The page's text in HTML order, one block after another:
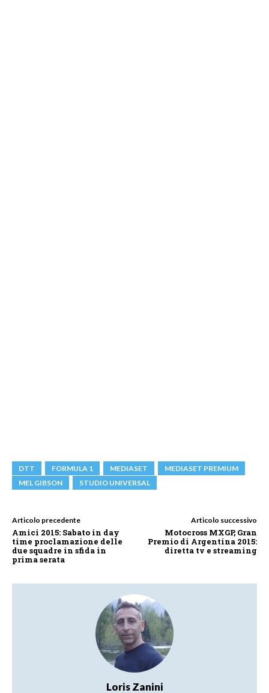
DTT FORMULA 1 MEDIASET
MEDIASET PREMIUM
MEL GIBSON
STUDIO UNIVERSAL
Articolo precedente
Amici 2015: Sabato in day
time proclamazione delle
due squadre in sfida in
prima serata
Articolo successivo
Motocross MXGP, Gran
Premio di Argentina 2015:
diretta tv e streaming
Loris Zanini